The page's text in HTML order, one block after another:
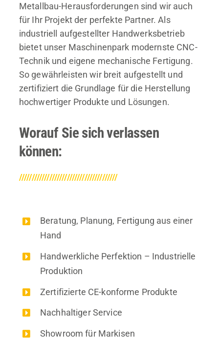
Metallbau-Herausforderungen sind wir auch
für Ihr Projekt der perfekte Partner. Als
industriell aufgestellter Handwerksbetrieb
bietet unser Maschinenpark modernste CNC-
Technik und eigene mechanische Fertigung.
So gewährleisten wir breit aufgestellt und
zertifiziert die Grundlage für die Herstellung
hochwertiger Produkte und Lösungen.
Worauf Sie sich verlassen
können:
///////////////////////////////////////
Beratung, Planung, Fertigung aus einer
Hand
Handwerkliche Perfektion – Industrielle
Produktion
Zertifizierte CE-konforme Produkte
Nachhaltiger Service
Showroom für Markisen